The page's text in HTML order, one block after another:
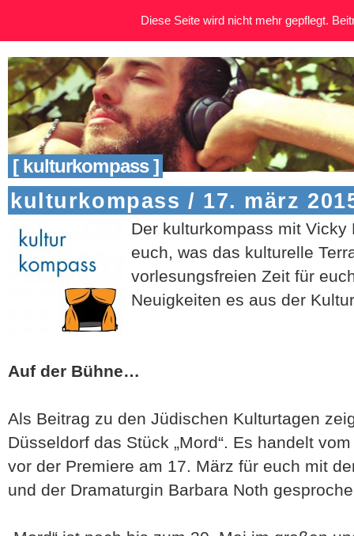
[ kulturkompass ]
kulturkompass / 17. märz
Der kulturkompass mit
euch, was das kulturelle
vorlesungsfreien Zeit für
Neuigkeiten es aus der
Auf der Bühne…
Als Beitrag zu den Jüdischen Kulturtagen
Düsseldorf das Stück „Mord“. Es handelt
vor der Premiere am 17. März für euch mit
und der Dramaturgin Barbara Noth
Diese Seite wird nicht mehr gepflegt.